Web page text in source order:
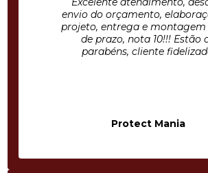
envio do orçamento,
projeto, entrega e montagem
de prazo, nota 10!!! Estão
parabéns, cliente
Protect Mania